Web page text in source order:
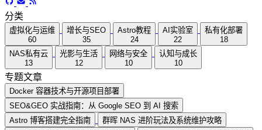
分类
虚拟化与运维
60
增长与SEO
35
Astro教程
24
AI实验室
22
私有化部署
18
NAS私有云
13
光影与生活
12
网络与安全
10
认知与成长
10
专题文章
Docker 容器技术与开源项目部署
SEO&GEO 实战指南：从 Google SEO 到 AI 搜索
Astro 博客搭建完全指南
群晖 NAS 进阶玩法及系统维护攻略